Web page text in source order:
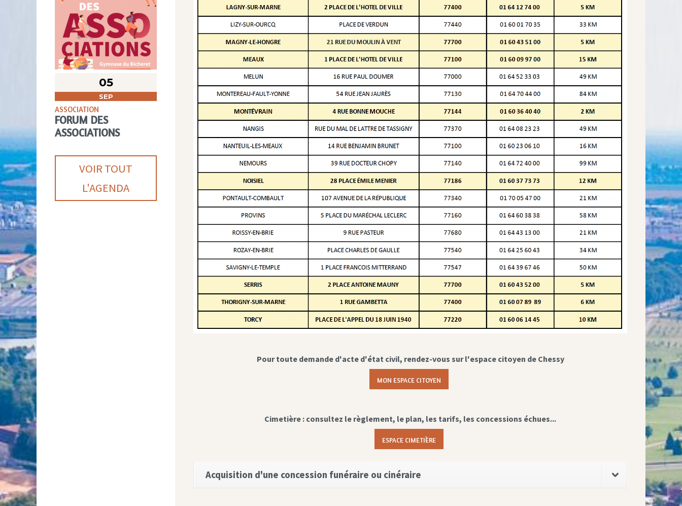
05
SEP
ASSOCIATION
FORUM DES
ASSOCIATIONS
VOIR TOUT
L'AGENDA
Pour toute demande d'acte d'état civil, rendez-vous sur l'espace citoyen de Chessy
MON ESPACE CITOYEN
Cimetière : consultez le règlement, le plan, les tarifs, les concessions échues...
ESPACE CIMETIÈRE
Acquisition d'une concession funéraire ou cinéraire